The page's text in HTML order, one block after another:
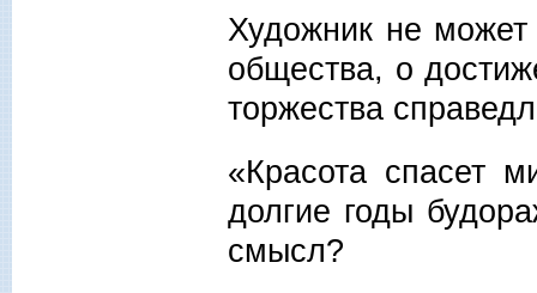
Художник не может
общества, о
торжества
«Красота спасет
долгие годы
смысл?